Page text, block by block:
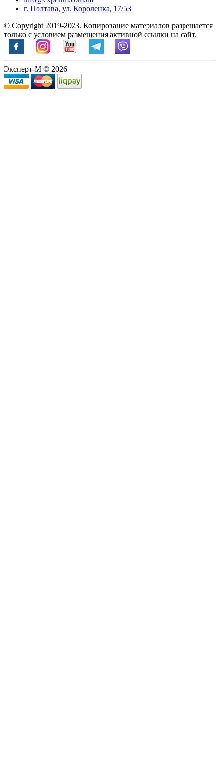
г. Полтава, ул. Короленка, 17/53
© Copyright 2019-2023. Копирование материалов разрешается
только с условием размещения активной ссылки на сайт.
Эксперт-М © 2026